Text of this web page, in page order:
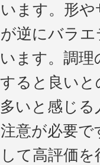
ます。形
逆にバラ
ます。調
ると良い
いと感じ
意が必要
て高評価